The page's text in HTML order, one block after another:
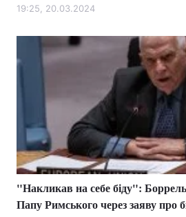
19:25, 20.03.2024
"Накликав на себе біду":
Папу Римського через заяву про